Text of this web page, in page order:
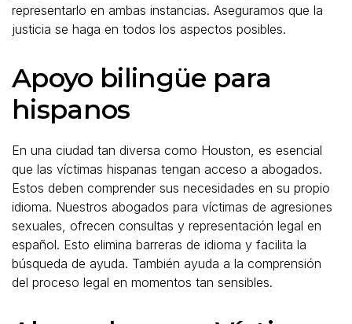
representarlo en ambas instancias. Aseguramos que la
justicia se haga en todos los aspectos posibles.
Apoyo bilingüe para
hispanos
En una ciudad tan diversa como Houston, es esencial
que las víctimas hispanas tengan acceso a abogados.
Estos deben comprender sus necesidades en su propio
idioma. Nuestros abogados para víctimas de agresiones
sexuales, ofrecen consultas y representación legal en
español. Esto elimina barreras de idioma y facilita la
búsqueda de ayuda. También ayuda a la comprensión
del proceso legal en momentos tan sensibles.